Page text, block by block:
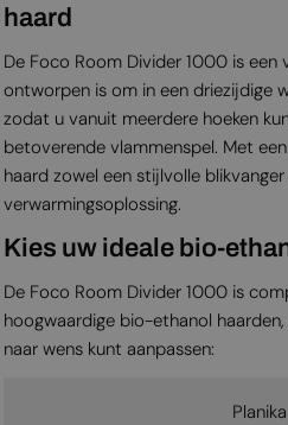
haard
De Foco Room Divider 1000 is
ontworpen is om in een driezijdige
zodat u vanuit meerdere hoeken
betoverende vlammenspel. Met
haard zowel een stijlvolle
verwarmingsoplossing.
Kies uw ideale bio-
De Foco Room Divider 1000 is
hoogwaardige bio-ethanol
naar wens kunt aanpassen:
Planika